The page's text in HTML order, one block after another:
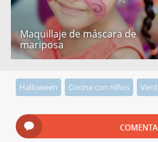
Maquillaje de máscara de
mariposa
Halloween Cocina con niños